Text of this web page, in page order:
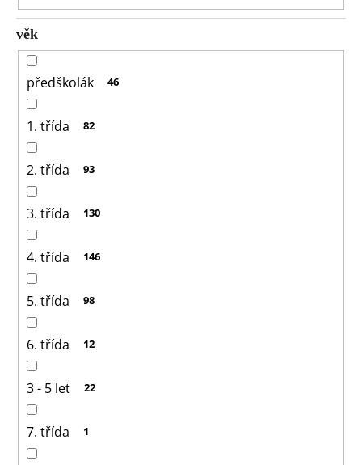
věk
předškolák 46
1. třída 82
2. třída 93
3. třída 130
4. třída 146
5. třída 98
6. třída 12
3 - 5 let 22
7. třída 1